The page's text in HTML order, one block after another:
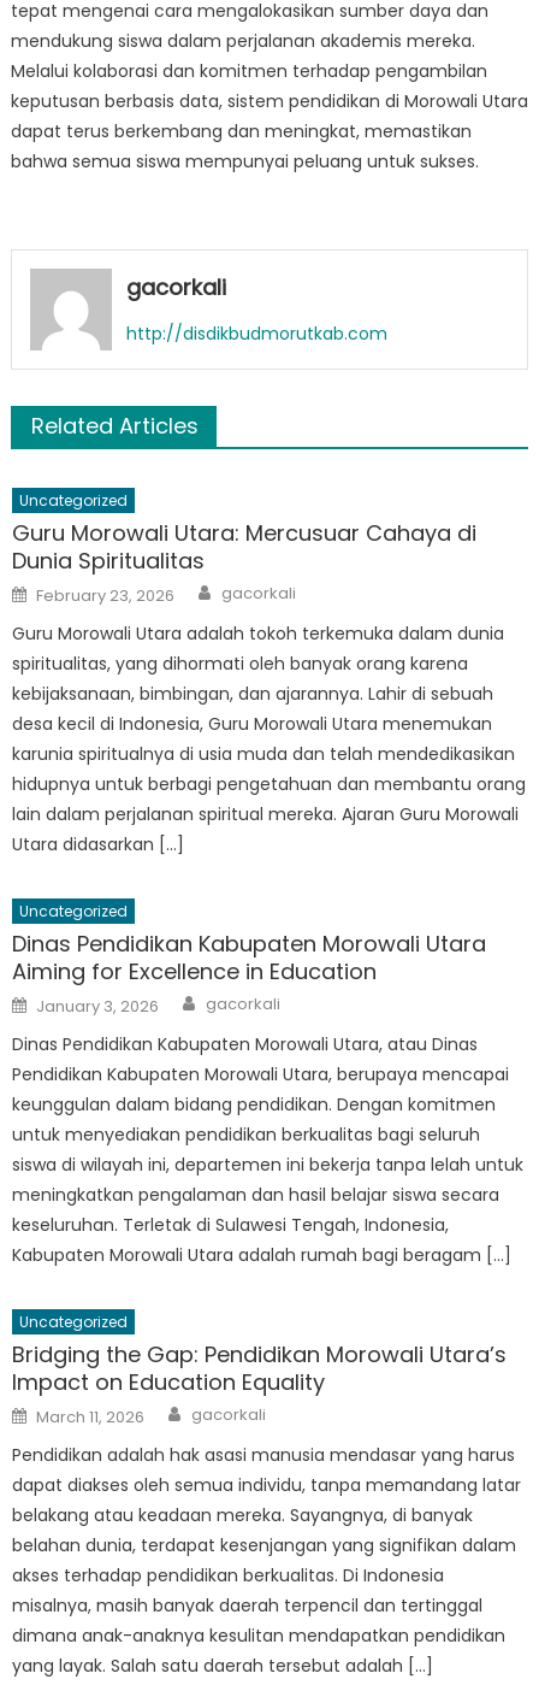
tepat mengenai cara mengalokasikan sumber daya dan
mendukung siswa dalam perjalanan akademis mereka.
Melalui kolaborasi dan komitmen terhadap pengambilan
keputusan berbasis data, sistem pendidikan di Morowali Utara
dapat terus berkembang dan meningkat, memastikan
bahwa semua siswa mempunyai peluang untuk sukses.
gacorkali
http://disdikbudmorutkab.com
Related Articles
Uncategorized
Guru Morowali Utara: Mercusuar Cahaya di
Dunia Spiritualitas
Posted
on
February 23, 2026 Author
gacorkali
Guru Morowali Utara adalah tokoh terkemuka dalam dunia
spiritualitas, yang dihormati oleh banyak orang karena
kebijaksanaan, bimbingan, dan ajarannya. Lahir di sebuah
desa kecil di Indonesia, Guru Morowali Utara menemukan
karunia spiritualnya di usia muda dan telah mendedikasikan
hidupnya untuk berbagi pengetahuan dan membantu orang
lain dalam perjalanan spiritual mereka. Ajaran Guru Morowali
Utara didasarkan […]
Uncategorized
Dinas Pendidikan Kabupaten Morowali Utara
Aiming for Excellence in Education
Posted
on
January 3, 2026 Author
gacorkali
Dinas Pendidikan Kabupaten Morowali Utara, atau Dinas
Pendidikan Kabupaten Morowali Utara, berupaya mencapai
keunggulan dalam bidang pendidikan. Dengan komitmen
untuk menyediakan pendidikan berkualitas bagi seluruh
siswa di wilayah ini, departemen ini bekerja tanpa lelah untuk
meningkatkan pengalaman dan hasil belajar siswa secara
keseluruhan. Terletak di Sulawesi Tengah, Indonesia,
Kabupaten Morowali Utara adalah rumah bagi beragam […]
Uncategorized
Bridging the Gap: Pendidikan Morowali Utara’s
Impact on Education Equality
Posted
on
March 11, 2026 Author
gacorkali
Pendidikan adalah hak asasi manusia mendasar yang harus
dapat diakses oleh semua individu, tanpa memandang latar
belakang atau keadaan mereka. Sayangnya, di banyak
belahan dunia, terdapat kesenjangan yang signifikan dalam
akses terhadap pendidikan berkualitas. Di Indonesia
misalnya, masih banyak daerah terpencil dan tertinggal
dimana anak-anaknya kesulitan mendapatkan pendidikan
yang layak. Salah satu daerah tersebut adalah […]